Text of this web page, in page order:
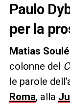
Paulo
per la
Matias Soulé
colonne del
le parole
Roma, alla